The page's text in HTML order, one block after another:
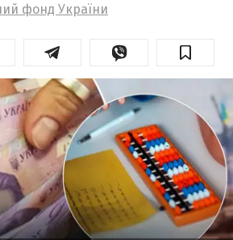
фонд України